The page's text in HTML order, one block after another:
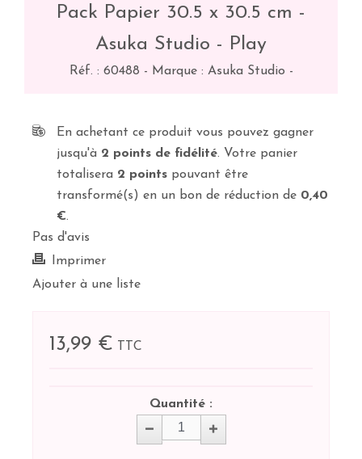
Pack Papier 30.5 x 30.5 cm -
Asuka Studio - Play
Réf. : 60488 - Marque : Asuka Studio -
En achetant ce produit vous pouvez gagner
jusqu'à 2 points de fidélité. Votre panier
totalisera 2 points pouvant être
transformé(s) en un bon de réduction de 0,40
€.
Pas d'avis
Imprimer
Ajouter à une liste
13,99 € TTC
Quantité :